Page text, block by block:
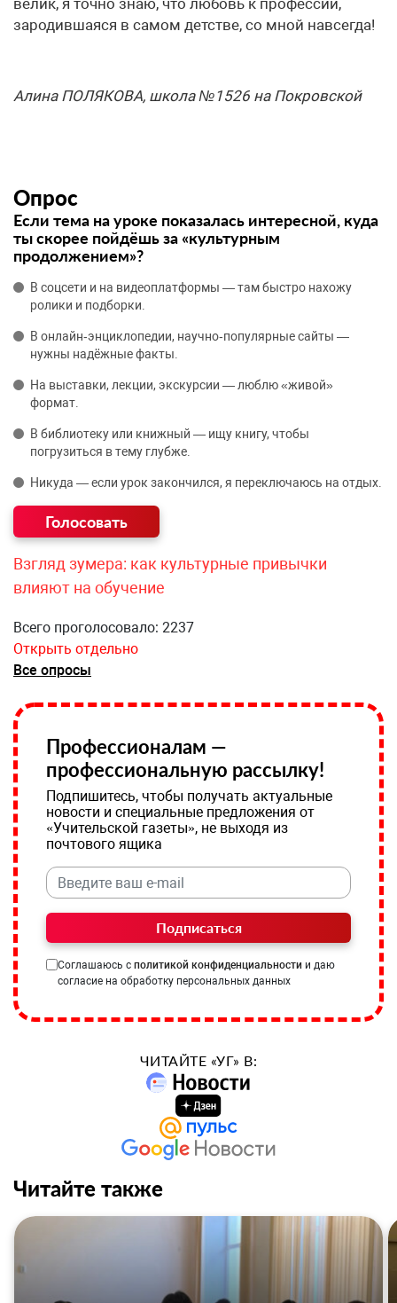
велик, я точно знаю, что любовь к профессии,
зародившаяся в самом детстве, со мной навсегда!
Алина ПОЛЯКОВА, школа №1526 на Покровской
Опрос
Если тема на уроке показалась интересной, куда
ты скорее пойдёшь за «культурным
продолжением»?
В соцсети и на видеоплатформы — там быстро нахожу
ролики и подборки.
В онлайн‑энциклопедии, научно‑популярные сайты —
нужны надёжные факты.
На выставки, лекции, экскурсии — люблю «живой»
формат.
В библиотеку или книжный — ищу книгу, чтобы
погрузиться в тему глубже.
Никуда — если урок закончился, я переключаюсь на отдых.
Взгляд зумера: как культурные привычки
влияют на обучение
Всего проголосовало: 2237
Открыть отдельно
Все опросы
Профессионалам —
профессиональную рассылку!
Подпишитесь, чтобы получать актуальные
новости и специальные предложения от
«Учительской газеты», не выходя из
почтового ящика
Подписаться
Соглашаюсь с политикой конфиденциальности и даю
согласие на обработку персональных данных
ЧИТАЙТЕ «УГ» В:
Читайте также